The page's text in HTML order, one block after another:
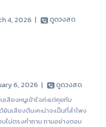
4, 2026 | ดูดวงสด
6, 2026 | ดูดวงสด
เสียงหนูเข้าใจค่ะแต่คุยกับ
นเสียงดีนะคะน่าจะเป็นที่ลำโพง
บไม่ตรงคำถาม ถามอย่างตอบ